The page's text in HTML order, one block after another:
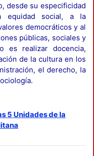
desde su especificidad
equidad social, a la
democráticos y al
públicas, sociales y
es realizar docencia,
de la cultura en los
el derecho, la
5 Unidades de la